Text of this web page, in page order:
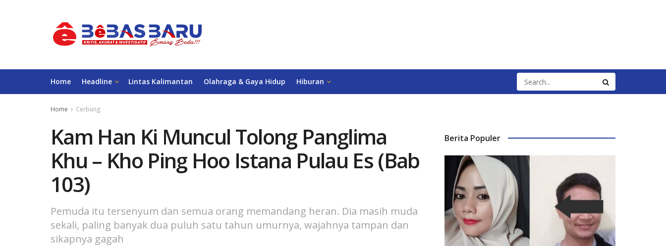
Home Headline Lintas Kalimantan Olahraga & Gaya Hidup Hiburan
Home Cerbung
Kam Han Ki Muncul Tolong Panglima
Khu – Kho Ping Hoo Istana Pulau Es (Bab
103)
Pemuda itu tersenyum dan semua orang memandang heran. Dia masih muda
sekali, paling banyak dua puluh satu tahun umurnya, wajahnya tampan dan
sikapnya gagah
Berita Populer